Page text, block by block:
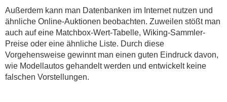
Außerdem kann man Datenbanken im Internet nutzen und
ähnliche Online-Auktionen beobachten. Zuweilen stößt man
auch auf eine Matchbox-Wert-Tabelle, Wiking-Sammler-
Preise oder eine ähnliche Liste. Durch diese
Vorgehensweise gewinnt man einen guten Eindruck davon,
wie Modellautos gehandelt werden und entwickelt keine
falschen Vorstellungen.